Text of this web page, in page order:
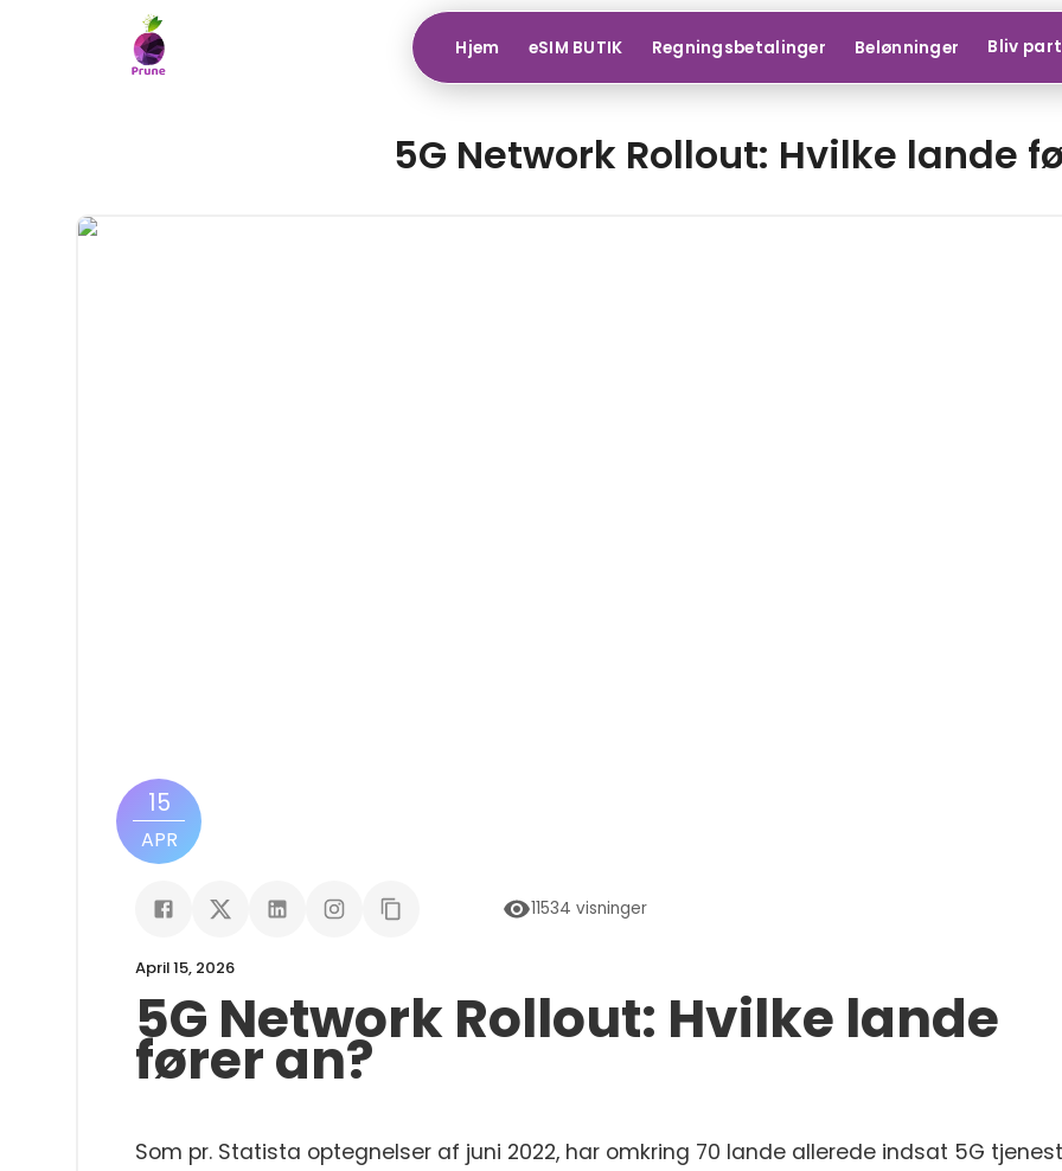
Hjem eSIM BUTIK Regningsbetalinger Belønninger Bliv
5G Network Rollout: Hvilke lande
15
APR
11534 visninger
April 15, 2026
5G Network Rollout: Hvilke lande
fører an?
Som pr. Statista optegnelser af juni 2022, har omkring 70 lande allerede indsat 5G